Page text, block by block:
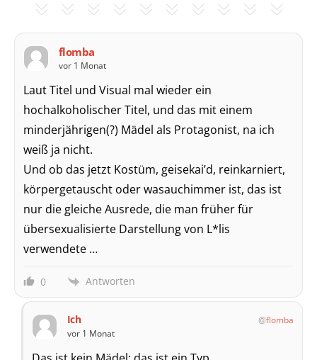
flomba
vor 1 Monat
Laut Titel und Visual mal wieder ein
hochalkoholischer Titel, und das mit einem
minderjährigen(?) Mädel als Protagonist, na ich
weiß ja nicht.
Und ob das jetzt Kostüm, geisekai’d, reinkarniert,
körpergetauscht oder wasauchimmer ist, das ist
nur die gleiche Ausrede, die man früher für
übersexualisierte Darstellung von L*lis
verwendete …
0 Antworten
Ich
flomba
vor 1 Monat